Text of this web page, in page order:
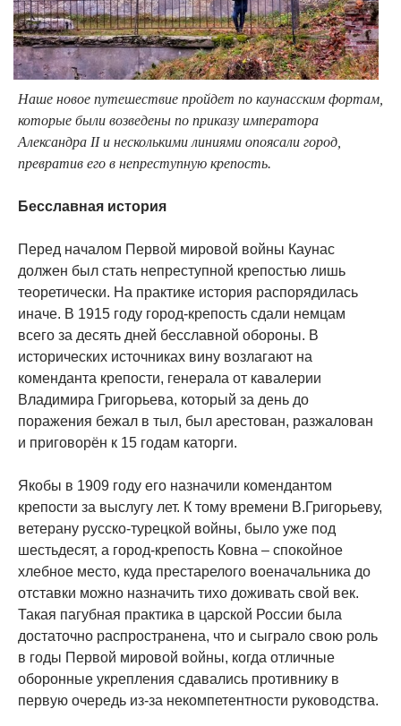
Наше новое путешествие пройдет по каунасским фортам,
которые были возведены по приказу императора
Александра II и несколькими линиями опоясали город,
превратив его в непреступную крепость.
Бесславная история
Перед началом Первой мировой войны Каунас
должен был стать непреступной крепостью лишь
теоретически. На практике история распорядилась
иначе. В 1915 году город-крепость сдали немцам
всего за десять дней бесславной обороны. В
исторических источниках вину возлагают на
коменданта крепости, генерала от кавалерии
Владимира Григорьева, который за день до
поражения бежал в тыл, был арестован, разжалован
и приговорён к 15 годам каторги.
Якобы в 1909 году его назначили комендантом
крепости за выслугу лет. К тому времени В.Григорьеву,
ветерану русско-турецкой войны, было уже под
шестьдесят, а город-крепость Ковна – спокойное
хлебное место, куда престарелого военачальника до
отставки можно назначить тихо доживать свой век.
Такая пагубная практика в царской России была
достаточно распространена, что и сыграло свою роль
в годы Первой мировой войны, когда отличные
оборонные укрепления сдавались противнику в
первую очередь из-за некомпетентности руководства.